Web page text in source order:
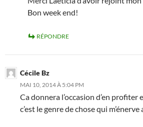
Bon week end!
RÉPONDRE
Cécile Bz
MAI 10, 2014 À 5:04 PM
Ca donnera l’occasion d’en
c’est le genre de chose qui